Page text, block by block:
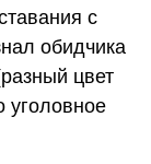
с
обидчика
цвет
уголовное